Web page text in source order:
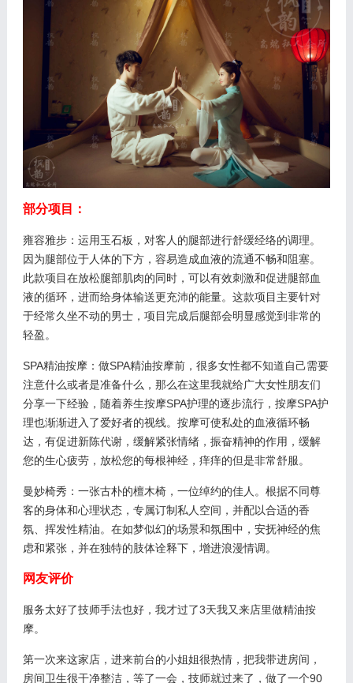
部分项目：
雍容雅步：运用玉石板，对客人的腿部进行舒缓经络的调理。
因为腿部位于人体的下方，容易造成血液的流通不畅和阻塞。
此款项目在放松腿部肌肉的同时，可以有效刺激和促进腿部血
液的循环，进而给身体输送更充沛的能量。这款项目主要针对
于经常久坐不动的男士，项目完成后腿部会明显感觉到非常的
轻盈。
SPA精油按摩：做SPA精油按摩前，很多女性都不知道自己需要
注意什么或者是准备什么，那么在这里我就给广大女性朋友们
分享一下经验，随着养生按摩SPA护理的逐步流行，按摩SPA护
理也渐渐进入了爱好者的视线。按摩可使私处的血液循环畅
达，有促进新陈代谢，缓解紧张情绪，振奋精神的作用，缓解
您的生心疲劳，放松您的每根神经，痒痒的但是非常舒服。
曼妙椅秀：一张古朴的檀木椅，一位绰约的佳人。根据不同尊
客的身体和心理状态，专属订制私人空间，并配以合适的香
氛、挥发性精油。在如梦似幻的场景和氛围中，安抚神经的焦
虑和紧张，并在独特的肢体诠释下，增进浪漫情调。
网友评价
服务太好了技师手法也好，我才过了3天我又来店里做精油按
摩。
第一次来这家店，进来前台的小姐姐很热情，把我带进房间，
房间卫生很干净整洁，等了一会，技师就过来了，做了一个90